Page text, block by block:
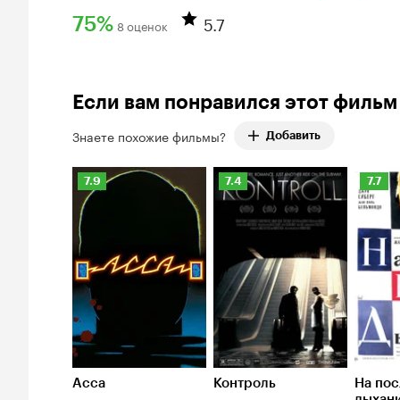
75% 8 оценок 5.7
Если вам понравился этот фильм
Знаете похожие фильмы? Добавить
Рейтинг
Кинопоиска
7.9
7.9
Асса
Рейтинг
Кинопоиска
7.4
Контроль
7.7
На